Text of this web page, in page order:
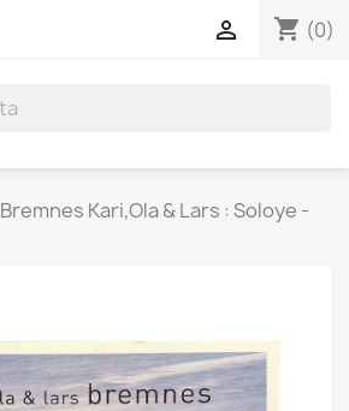
shopping_cart (0)

Bremnes Kari,Ola & Lars : Soloye -